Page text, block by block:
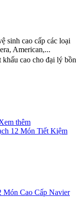
sinh cao cấp các loại
American,...
cao cho đại lý bồn
thêm